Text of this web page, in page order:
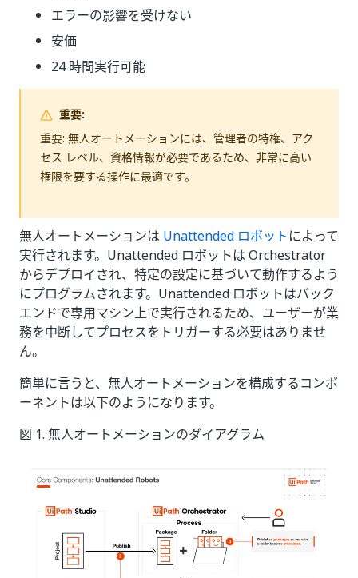
エラーの影響を受けない
安価
24 時間実行可能
重要:
重要: 無人オートメーションには、管理者の特権、アク
セス レベル、資格情報が必要であるため、非常に高い
権限を要する操作に最適です。
無人オートメーションは Unattended ロボットによって
実行されます。Unattended ロボットは Orchestrator
からデプロイされ、特定の設定に基づいて動作するよう
にプログラムされます。Unattended ロボットはバック
エンドで専用マシン上で実行されるため、ユーザーが業
務を中断してプロセスをトリガーする必要はありませ
ん。
簡単に言うと、無人オートメーションを構成するコンポ
ーネントは以下のようになります。
図 1. 無人オートメーションのダイアグラム